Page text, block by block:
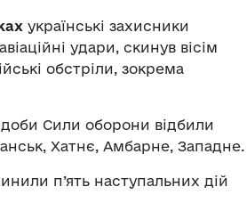
українські захисники
удари, скинув вісім
обстріли, зокрема
доби Сили оборони відбили
Хатнє, Амбарне, Западне.
п’ять наступальних дій